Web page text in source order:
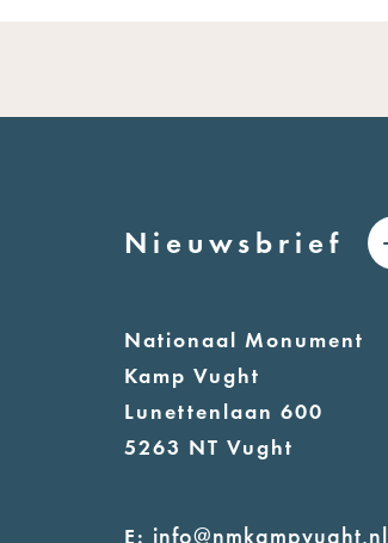
Nieuwsbrief
Nationaal Monument
Kamp Vught
Lunettenlaan 600
5263 NT Vught
E: info@nmkampvught.nl